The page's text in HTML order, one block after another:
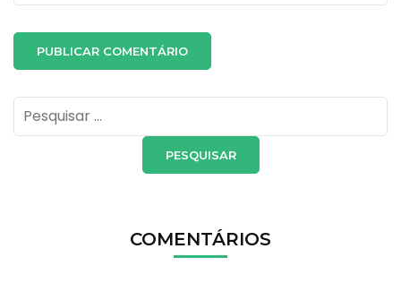
Pesquisar
por:
COMENTÁRIOS